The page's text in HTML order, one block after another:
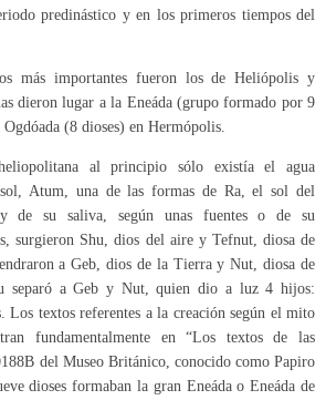
predinástico y en los primeros tiempos del
más importantes fueron los de Heliópolis y
dieron lugar a la Eneáda (grupo formado por 9
(8 dioses) en Hermópolis.
al principio sólo existía el agua
Atum, una de las formas de Ra, el sol del
y de su saliva, según unas fuentes o de su
surgieron Shu, dios del aire y Tefnut, diosa de
a Geb, dios de la Tierra y Nut, diosa de
separó a Geb y Nut, quien dio a luz 4 hijos:
textos referentes a la creación según el mito
fundamentalmente en “Los textos de las
del Museo Británico, conocido como Papiro
dioses formaban la gran Eneáda o Eneáda de